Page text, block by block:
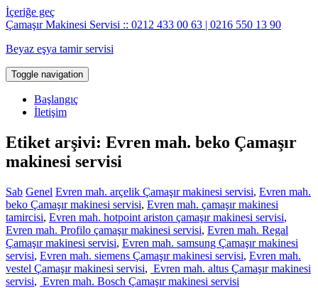
İçeriğe geç
Çamaşır Makinesi Servisi :: 0212 433 00 63 | 0216 550 13 90
Beyaz eşya tamir servisi
Toggle navigation
Başlangıç
İletişim
Etiket arşivi: Evren mah. beko Çamaşır
makinesi servisi
Sab Genel Evren mah. arçelik Çamaşır makinesi servisi, Evren mah.
beko Çamaşır makinesi servisi, Evren mah. çamaşır makinesi
tamircisi, Evren mah. hotpoint ariston çamaşır makinesi servisi,
Evren mah. Profilo çamaşır makinesi servisi, Evren mah. Regal
Çamaşır makinesi servisi, Evren mah. samsung Çamaşır makinesi
servisi, Evren mah. siemens Çamaşır makinesi servisi, Evren mah.
vestel Çamaşır makinesi servisi, Evren mah. altus Çamaşır makinesi
servisi, Evren mah. Bosch Çamaşır makinesi servisi